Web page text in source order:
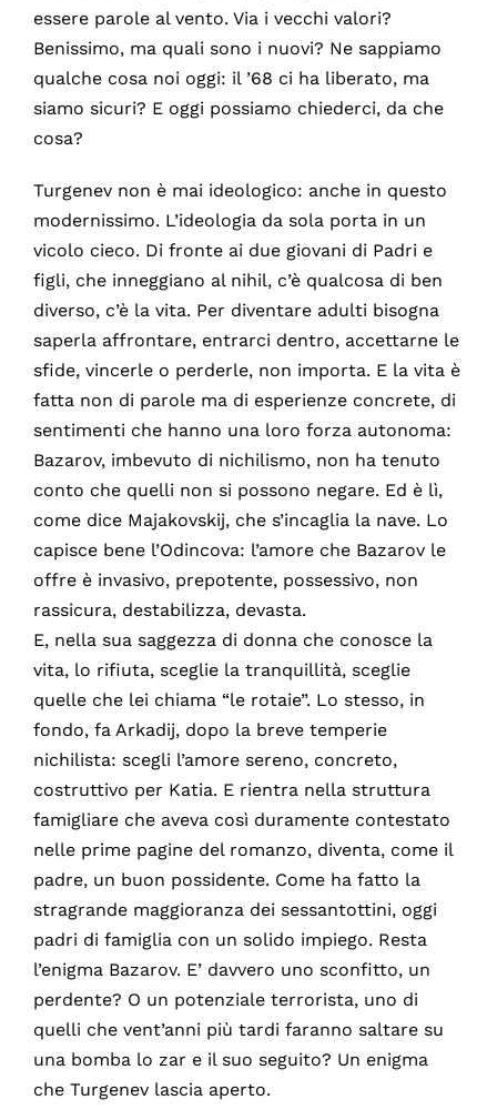
essere parole al vento. Via i vecchi valori?
Benissimo, ma quali sono i nuovi? Ne sappiamo
qualche cosa noi oggi: il ’68 ci ha liberato, ma
siamo sicuri? E oggi possiamo chiederci, da che
cosa?
Turgenev non è mai ideologico: anche in questo
modernissimo. L’ideologia da sola porta in un
vicolo cieco. Di fronte ai due giovani di Padri e
figli, che inneggiano al nihil, c’è qualcosa di ben
diverso, c’è la vita. Per diventare adulti bisogna
saperla affrontare, entrarci dentro, accettarne le
sfide, vincerle o perderle, non importa. E la vita è
fatta non di parole ma di esperienze concrete, di
sentimenti che hanno una loro forza autonoma:
Bazarov, imbevuto di nichilismo, non ha tenuto
conto che quelli non si possono negare. Ed è lì,
come dice Majakovskij, che s’incaglia la nave. Lo
capisce bene l’Odincova: l’amore che Bazarov le
offre è invasivo, prepotente, possessivo, non
rassicura, destabilizza, devasta.
E, nella sua saggezza di donna che conosce la
vita, lo rifiuta, sceglie la tranquillità, sceglie
quelle che lei chiama “le rotaie”. Lo stesso, in
fondo, fa Arkadij, dopo la breve temperie
nichilista: scegli l’amore sereno, concreto,
costruttivo per Katia. E rientra nella struttura
famigliare che aveva così duramente contestato
nelle prime pagine del romanzo, diventa, come il
padre, un buon possidente. Come ha fatto la
stragrande maggioranza dei sessantottini, oggi
padri di famiglia con un solido impiego. Resta
l’enigma Bazarov. E’ davvero uno sconfitto, un
perdente? O un potenziale terrorista, uno di
quelli che vent’anni più tardi faranno saltare su
una bomba lo zar e il suo seguito? Un enigma
che Turgenev lascia aperto.